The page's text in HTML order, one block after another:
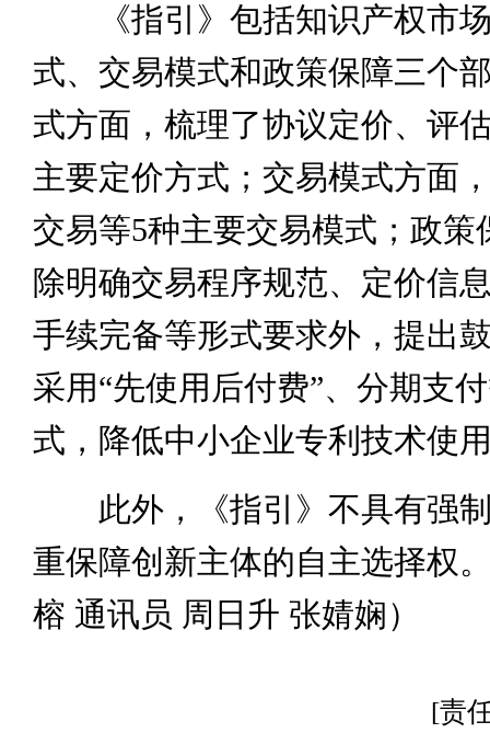
《指引》包括知识产权市场
式、交易模式和政策保障三个
式方面，梳理了协议定价、评
主要定价方式；交易模式方面
交易等5种主要交易模式；政策
除明确交易程序规范、定价信
手续完备等形式要求外，提出
采用“先使用后付费”、分期支
式，降低中小企业专利技术使
此外，《指引》不具有强制
重保障创新主体的自主选择权
榕 通讯员 周日升 张婧娴）
[责